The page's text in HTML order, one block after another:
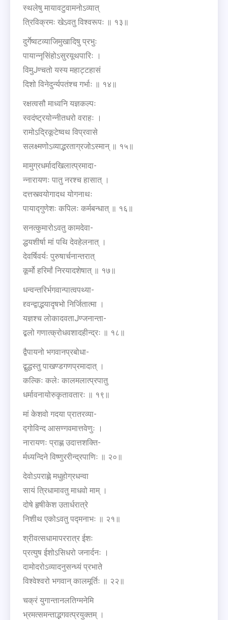
स्थलेषु मायावटुवामनोऽव्यात्
त्रिविक्रमः खेऽवतु विश्वरूपः ॥ १३॥
दुर्गेष्वटव्याजिमुखादिषु प्रभुः
पायान्नृसिंहोऽसुरयूथपारिः ।
विमुJण्चतो यस्य महाट्टहासं
दिशो विनेदुर्न्यपतंश्च गर्भाः ॥ १४॥
रक्षत्वसौ माध्वनि यज्ञकल्पः
स्वदंष्ट्रयोन्नीतधरो वराहः ।
रामोऽद्रिकूटेष्वथ विप्रवासे
सलक्ष्मणोऽव्याद्भरताग्रजोऽस्मान् ॥ १५॥
मामुग्रधर्मादखिलात्प्रमादा-
न्नारायणः पातु नरश्च हासात् ।
दत्तस्त्वयोगादथ योगनाथः
पायाद्गुणेशः कपिलः कर्मबन्धात् ॥ १६॥
सनत्कुमारोऽवतु कामदेवा-
द्धयशीर्षा मां पथि देवहेलनात् ।
देवर्षिवर्यः पुरुषार्चनान्तरात्
कूर्मो हरिर्मां निरयादशेषात् ॥ १७॥
धन्वन्तरिर्भगवान्पात्वपथ्या-
द्द्वन्द्वाद्भयादृषभो निर्जितात्मा ।
यज्ञश्च लोकादवताJण्जनान्ता-
द्बलो गणात्क्रोधवशादहीन्द्रः ॥ १८॥
द्वैपायनो भगवानप्रबोधा-
द्बुद्धस्तु पाखण्डगणप्रमादात् ।
कल्किः कलेः कालमलात्प्रपातु
धर्मावनायोरुकृतावतारः ॥ १९॥
मां केशवो गदया प्रातरव्या-
द्गोविन्द आसण्गवमात्तवेणुः ।
नारायणः प्राह्ण उदात्तशक्ति-
र्मध्यन्दिने विष्णुररीन्द्रपाणिः ॥ २०॥
देवोऽपराह्णे मधुहोग्रधन्वा
सायं त्रिधामावतु माधवो माम् ।
दोषे हृषीकेश उतार्धरात्रे
निशीथ एकोऽवतु पद्मनाभः ॥ २१॥
श्रीवत्सधामापररात्र ईशः
प्रत्युष ईशोऽसिधरो जनार्दनः ।
दामोदरोऽव्यादनुसन्ध्यं प्रभाते
विश्वेश्वरो भगवान् कालमूर्तिः ॥ २२॥
चक्रं युगान्तानलतिग्मनेमि
भ्रमत्समन्ताद्भगवत्प्रयुक्तम् ।